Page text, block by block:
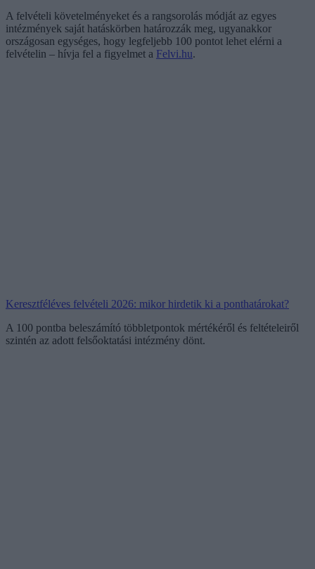
A felvételi követelményeket és a rangsorolás módját az egyes
intézmények saját hatáskörben határozzák meg, ugyanakkor
országosan egységes, hogy legfeljebb 100 pontot lehet elérni a
felvételin – hívja fel a figyelmet a Felvi.hu.
Keresztféléves felvételi 2026: mikor hirdetik ki a ponthatárokat?
A 100 pontba beleszámító többletpontok mértékéről és feltételeiről
szintén az adott felsőoktatási intézmény dönt.